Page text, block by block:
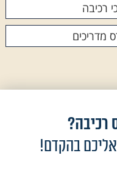
מדריכים
רכיבה?
בהקדם!